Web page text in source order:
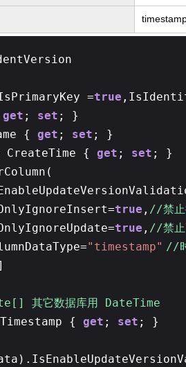
=true
get ; set ; }
{ get ; set ; }
CreateTime { get ; set ;
true , //禁止
true , //禁止
"timestamp" //
byte[] 其它数据
{ get ; set ; }